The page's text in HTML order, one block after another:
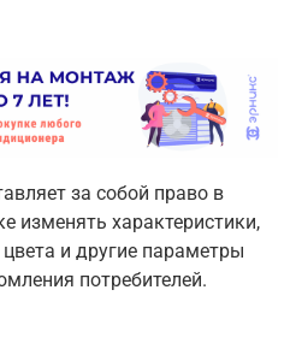
за собой право в
изменять характеристики,
и другие параметры
потребителей.